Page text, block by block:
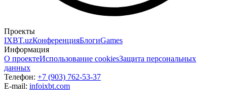
Проекты
IXBT.uzКонференцияБлогиGames
Информация
О проектеИспользование cookiesЗащита персональных
данных
Телефон: +7 (903) 762-53-37
E-mail: infoixbt.com